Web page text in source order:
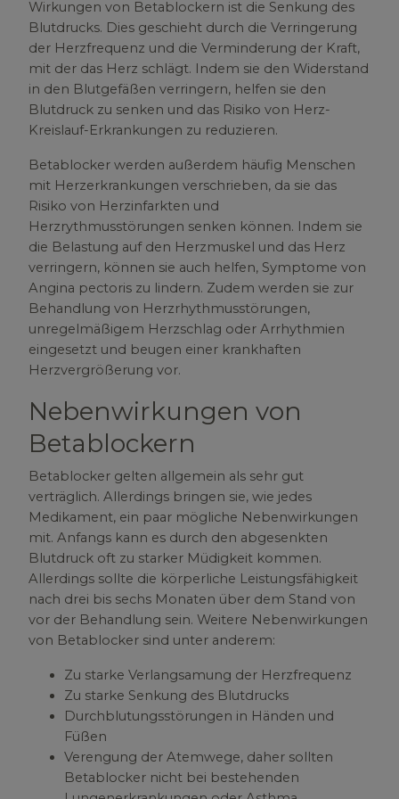
Wirkungen von Betablockern ist die Senkung des
Blutdrucks. Dies geschieht durch die Verringerung
der Herzfrequenz und die Verminderung der Kraft,
mit der das Herz schlägt. Indem sie den Widerstand
in den Blutgefäßen verringern, helfen sie den
Blutdruck zu senken und das Risiko von Herz-
Kreislauf-Erkrankungen zu reduzieren.
Betablocker werden außerdem häufig Menschen
mit Herzerkrankungen verschrieben, da sie das
Risiko von Herzinfarkten und
Herzrythmusstörungen senken können. Indem sie
die Belastung auf den Herzmuskel und das Herz
verringern, können sie auch helfen, Symptome von
Angina pectoris zu lindern. Zudem werden sie zur
Behandlung von Herzrhythmusstörungen,
unregelmäßigem Herzschlag oder Arrhythmien
eingesetzt und beugen einer krankhaften
Herzvergrößerung vor.
Nebenwirkungen von
Betablockern
Betablocker gelten allgemein als sehr gut
verträglich. Allerdings bringen sie, wie jedes
Medikament, ein paar mögliche Nebenwirkungen
mit. Anfangs kann es durch den abgesenkten
Blutdruck oft zu starker Müdigkeit kommen.
Allerdings sollte die körperliche Leistungsfähigkeit
nach drei bis sechs Monaten über dem Stand von
vor der Behandlung sein. Weitere Nebenwirkungen
von Betablocker sind unter anderem:
Zu starke Verlangsamung der Herzfrequenz
Zu starke Senkung des Blutdrucks
Durchblutungsstörungen in Händen und
Füßen
Verengung der Atemwege, daher sollten
Betablocker nicht bei bestehenden